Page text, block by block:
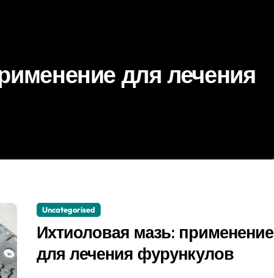
лечения от ВПЧ
Uncategorised
Ихтиоловая мазь: применение
для лечения фурункулов